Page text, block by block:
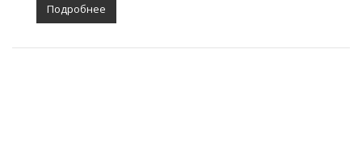
Подробнее